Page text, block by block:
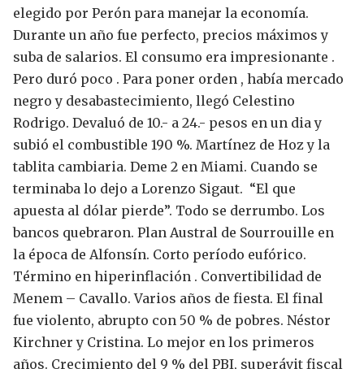
elegido por Perón para manejar la economía.
Durante un año fue perfecto, precios máximos y
suba de salarios. El consumo era impresionante .
Pero duró poco . Para poner orden , había mercado
negro y desabastecimiento, llegó Celestino
Rodrigo. Devaluó de 10.- a 24.- pesos en un dia y
subió el combustible 190 %. Martínez de Hoz y la
tablita cambiaria. Deme 2 en Miami. Cuando se
terminaba lo dejo a Lorenzo Sigaut. “El que
apuesta al dólar pierde”. Todo se derrumbo. Los
bancos quebraron. Plan Austral de Sourrouille en
la época de Alfonsín. Corto período eufórico.
Término en hiperinflación . Convertibilidad de
Menem – Cavallo. Varios años de fiesta. El final
fue violento, abrupto con 50 % de pobres. Néstor
Kirchner y Cristina. Lo mejor en los primeros
años. Crecimiento del 9 % del PBI, superávit fiscal